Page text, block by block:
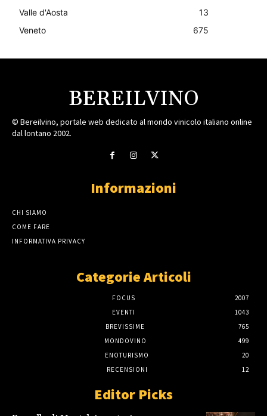
Valle d'Aosta
13
Veneto
675
BEREILVINO
© Bereilvino, portale web dedicato al mondo vinicolo italiano online
dal lontano 2002.
Informazioni
CHI SIAMO
COME FARE
INFORMATIVA PRIVACY
Categorie Articoli
FOCUS
2007
EVENTI
1043
BREVISSIME
765
MONDOVINO
499
ENOTURISMO
20
RECENSIONI
12
Editor Picks